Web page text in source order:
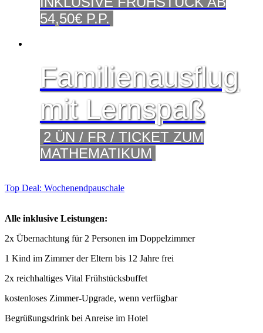
54,50€ P.P.
Familienausflug
mit Lernspaß
2 ÜN / FR / TICKET ZUM
MATHEMATIKUM
Top Deal: Wochenendpauschale
Alle inklusive Leistungen:
2x Übernachtung für 2 Personen im Doppelzimmer
1 Kind im Zimmer der Eltern bis 12 Jahre frei
2x reichhaltiges Vital Frühstücksbuffet
kostenloses Zimmer-Upgrade, wenn verfügbar
Begrüßungsdrink bei Anreise im Hotel